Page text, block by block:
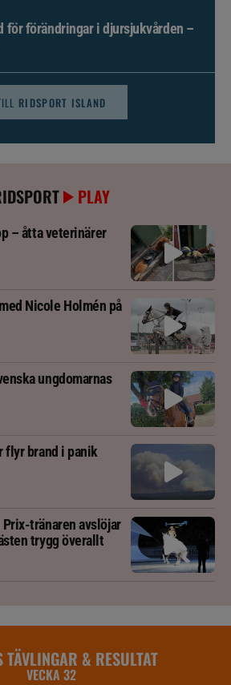
förändringar i djursjukvården –
RIDSPORT ISLAND
PLAY
– åtta veterinärer
Nicole Holmén på
ungdomarnas
flyr brand i panik
tränaren avslöjar
trygg överallt
TÄVLINGAR & RESULTAT
VECKA 32